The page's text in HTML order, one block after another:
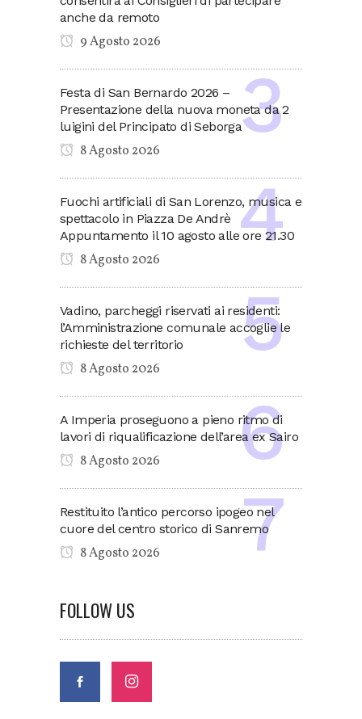
anche da remoto
9 Agosto 2026
Festa di San Bernardo 2026 –
Presentazione della nuova moneta da 2
luigini del Principato di Seborga
8 Agosto 2026
Fuochi artificiali di San Lorenzo, musica e
spettacolo in Piazza De Andrè
Appuntamento il 10 agosto alle ore 21.30
8 Agosto 2026
Vadino, parcheggi riservati ai residenti:
l’Amministrazione comunale accoglie le
richieste del territorio
8 Agosto 2026
A Imperia proseguono a pieno ritmo di
lavori di riqualificazione dell’area ex Sairo
8 Agosto 2026
Restituito l’antico percorso ipogeo nel
cuore del centro storico di Sanremo
8 Agosto 2026
FOLLOW US